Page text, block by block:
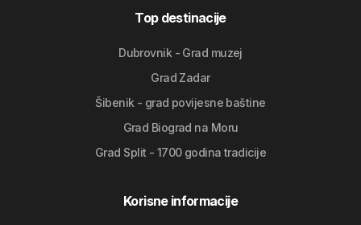
Top destinacije
Dubrovnik - Grad muzej
Grad Zadar
Šibenik - grad povijesne baštine
Grad Biograd na Moru
Grad Split - 1700 godina tradicije
Korisne informacije